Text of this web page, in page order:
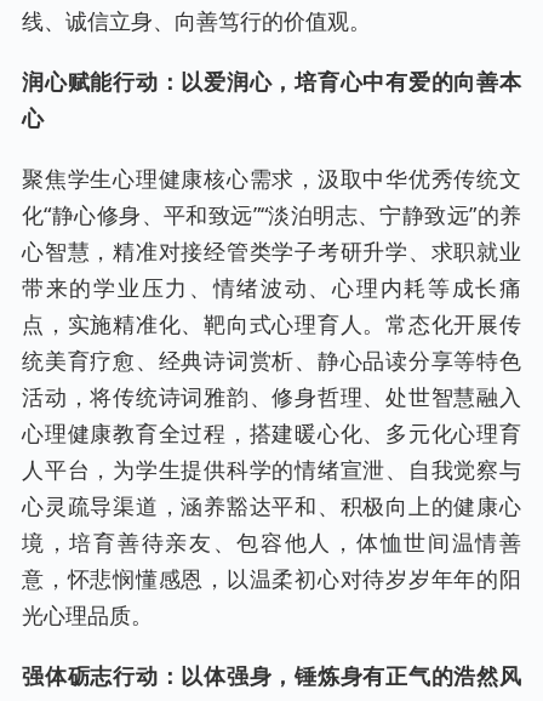
线、诚信立身、向善笃行的价值观。
润心赋能行动：以爱润心，培育心中有爱的向善本
心
聚焦学生心理健康核心需求，汲取中华优秀传统文
化“静心修身、平和致远”“淡泊明志、宁静致远”的养
心智慧，精准对接经管类学子考研升学、求职就业
带来的学业压力、情绪波动、心理内耗等成长痛
点，实施精准化、靶向式心理育人。常态化开展传
统美育疗愈、经典诗词赏析、静心品读分享等特色
活动，将传统诗词雅韵、修身哲理、处世智慧融入
心理健康教育全过程，搭建暖心化、多元化心理育
人平台，为学生提供科学的情绪宣泄、自我觉察与
心灵疏导渠道，涵养豁达平和、积极向上的健康心
境，培育善待亲友、包容他人，体恤世间温情善
意，怀悲悯懂感恩，以温柔初心对待岁岁年年的阳
光心理品质。
强体砺志行动：以体强身，锤炼身有正气的浩然风